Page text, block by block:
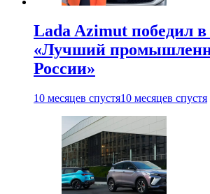
Lada Azimut победил
«Лучший
России»
10 месяцев спустя10 месяцев спустя